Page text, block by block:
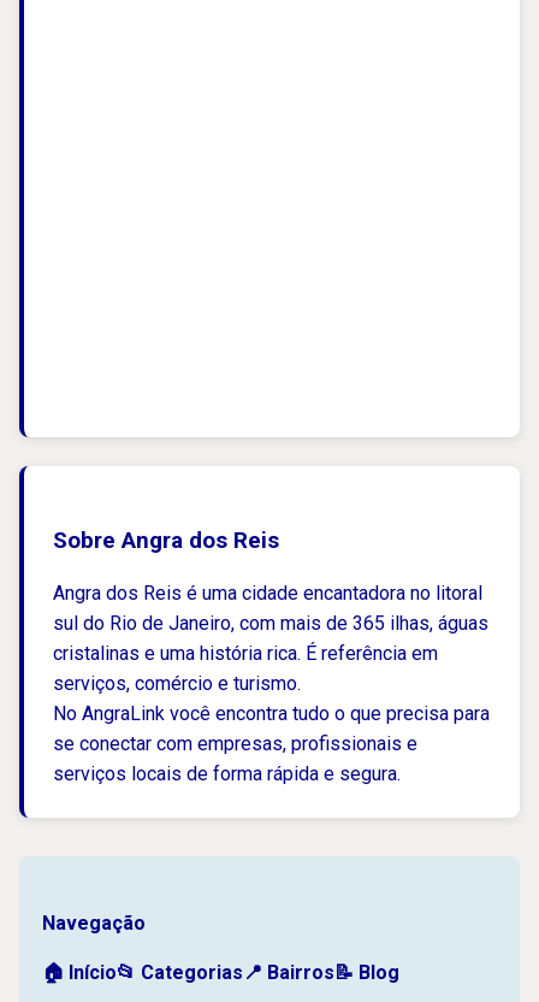
Sobre Angra dos Reis
Angra dos Reis é uma cidade encantadora no litoral
sul do Rio de Janeiro, com mais de 365 ilhas, águas
cristalinas e uma história rica. É referência em
serviços, comércio e turismo.
No AngraLink você encontra tudo o que precisa para
se conectar com empresas, profissionais e
serviços locais de forma rápida e segura.
Navegação
🏠 Início📂 Categorias 📍 Bairros 📝 Blog